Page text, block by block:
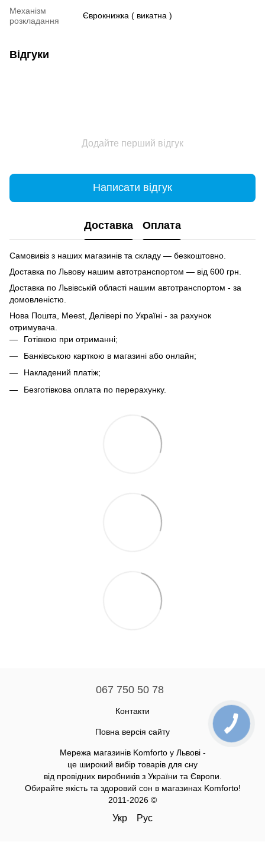
Механізм
розкладання
Єврокнижка ( викатна )
Відгуки
Додайте перший відгук
Написати відгук
Доставка Оплата
Самовивіз з наших магазинів та складу — безкоштовно.
Доставка по Львову нашим автотранспортом — від 600 грн.
Доставка по Львівській області нашим автотранспортом - за
домовленістю.
Нова Пошта, Meest, Делівері по Україні - за рахунок
отримувача.
Готівкою при отриманні;
Банківською карткою в магазині або онлайн;
Накладений платіж;
Безготівкова оплата по перерахунку.
067 750 50 78
Контакти
Повна версія сайту
Мережа магазинів Komforto у Львові -
це широкий вибір товарів для сну
від провідних виробників з України та Європи.
Обирайте якість та здоровий сон в магазинах Komforto!
2011-2026 ©
Укр Рус